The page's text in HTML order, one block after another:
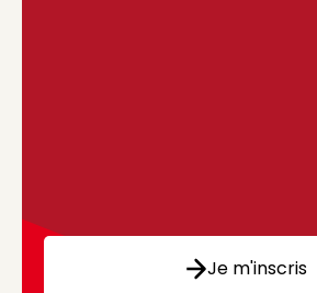
Je m'inscris